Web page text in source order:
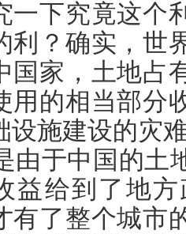
一下究竟这个
利？确实，世
国家，土地占
用的相当部分
设施建设的灾
由于中国的土
益给到了地
有了整个城市